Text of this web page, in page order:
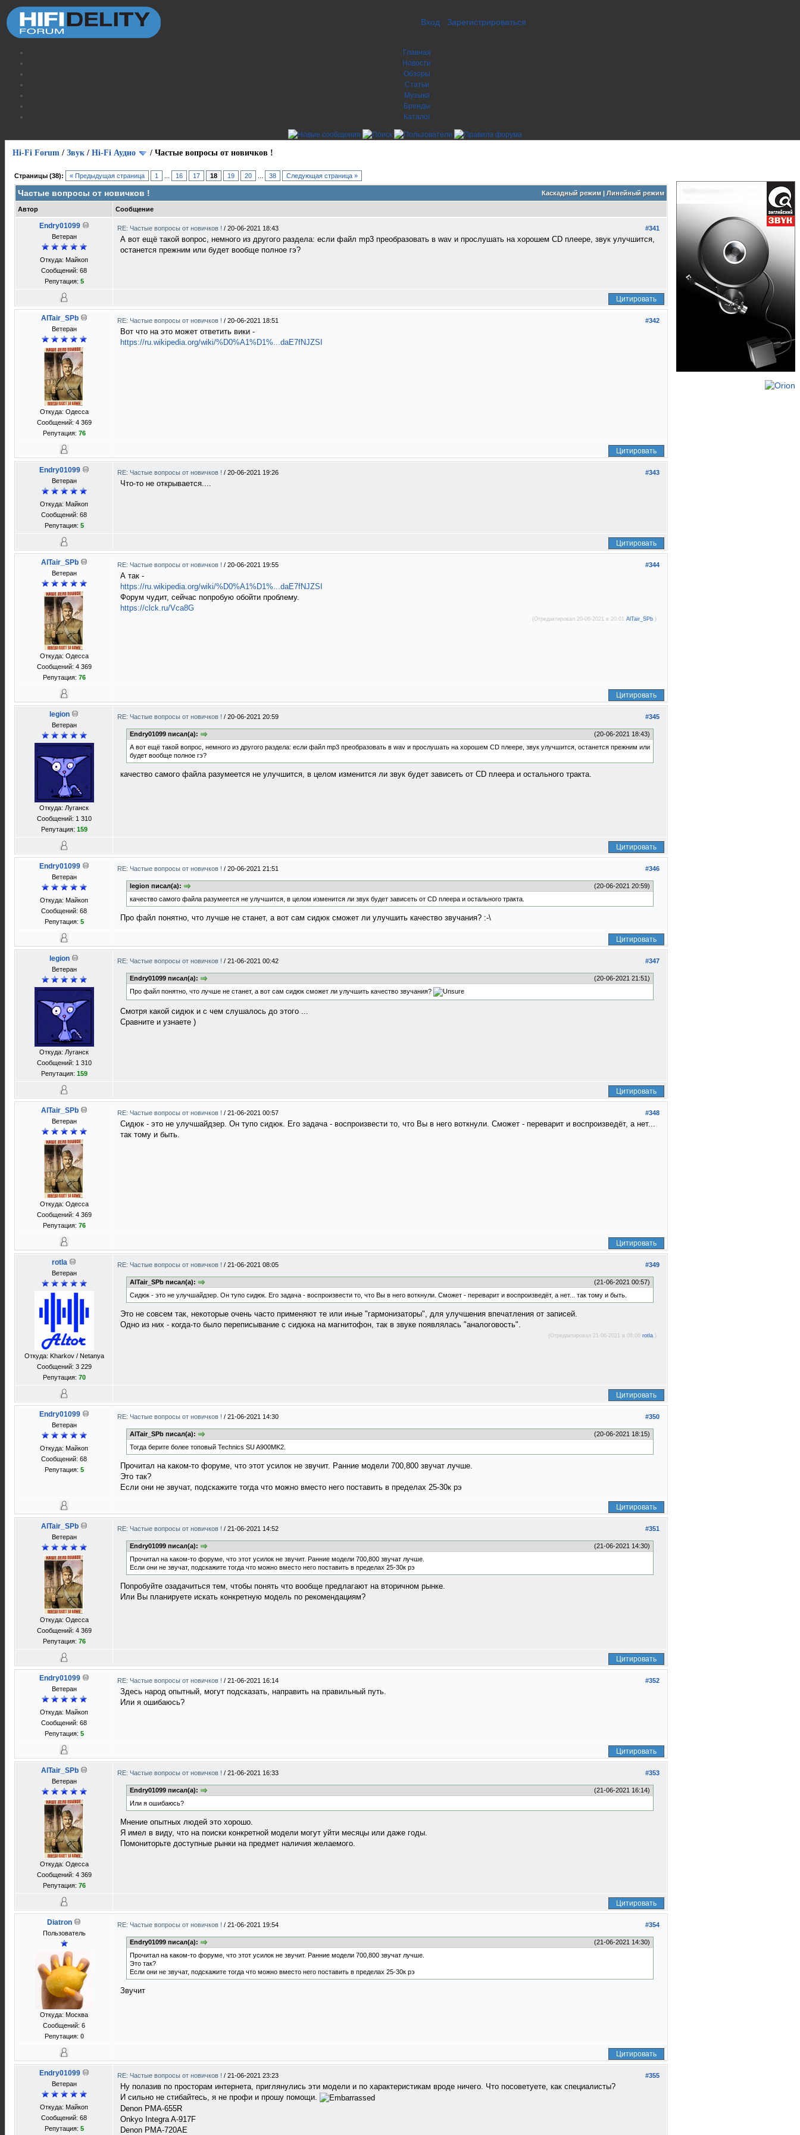
Вход Зарегистрироваться
Главная
Новости
Обзоры
Статьи
Музыка
Бренды
Каталог
Hi-Fi Forum / Звук / Hi-Fi Аудио / Частые вопросы от новичков !
Страницы (38): « Предыдущая страница 1 16 17 18 19 20 38 Следующая страница »
Каскадный режим| Линейный режим
Частые вопросы от новичков !
Автор Сообщение
Endry01099
Ветеран
Откуда: Майкоп
Сообщений: 68
Репутация: 5
#341
RE: Частые вопросы от новичков ! / 20-06-2021 18:43
А вот ещё такой вопрос, немного из другого раздела: если файл mp3 преобразовать в wav и прослушать на хорошем CD плеере, звук улучшится,
останется прежним или будет вообще полное гэ?
Цитировать
AlTair_SPb
Ветеран
Откуда: Одесса
Сообщений: 4 369
Репутация: 76
#342
RE: Частые вопросы от новичков ! / 20-06-2021 18:51
Вот что на это может ответить вики -
https://ru.wikipedia.org/wiki/%D0%A1%D1%...daE7fNJZSI
Цитировать
Endry01099
Ветеран
Откуда: Майкоп
Сообщений: 68
Репутация: 5
#343
RE: Частые вопросы от новичков ! / 20-06-2021 19:26
Что-то не открывается....
Цитировать
AlTair_SPb
Ветеран
Откуда: Одесса
Сообщений: 4 369
Репутация: 76
#344
RE: Частые вопросы от новичков ! / 20-06-2021 19:55
А так -
https://ru.wikipedia.org/wiki/%D0%A1%D1%...daE7fNJZSI
Форум чудит, сейчас попробую обойти проблему.
https://clck.ru/Vca8G
(Отредактировал 20-06-2021 в 20:01 AlTair_SPb.)
Цитировать
legion
Ветеран
Откуда: Луганск
Сообщений: 1 310
Репутация: 159
#345
RE: Частые вопросы от новичков ! / 20-06-2021 20:59
(20-06-2021 18:43)
Endry01099 писал(а):
А вот ещё такой вопрос, немного из другого раздела: если файл mp3 преобразовать в wav и прослушать на хорошем CD плеере, звук улучшится, останется прежним или
будет вообще полное гэ?
качество самого файла разумеется не улучшится, в целом изменится ли звук будет зависеть от CD плеера и остального тракта.
Цитировать
Endry01099
Ветеран
Откуда: Майкоп
Сообщений: 68
Репутация: 5
#346
RE: Частые вопросы от новичков ! / 20-06-2021 21:51
(20-06-2021 20:59)
legion писал(а):
качество самого файла разумеется не улучшится, в целом изменится ли звук будет зависеть от CD плеера и остального тракта.
Про файл понятно, что лучше не станет, а вот сам сидюк сможет ли улучшить качество звучания? :-\
Цитировать
legion
Ветеран
Откуда: Луганск
Сообщений: 1 310
Репутация: 159
#347
RE: Частые вопросы от новичков ! / 21-06-2021 00:42
(20-06-2021 21:51)
Endry01099 писал(а):
Про файл понятно, что лучше не станет, а вот сам сидюк сможет ли улучшить качество звучания?
Смотря какой сидюк и с чем слушалось до этого ...
Сравните и узнаете )
Цитировать
AlTair_SPb
Ветеран
Откуда: Одесса
Сообщений: 4 369
Репутация: 76
#348
RE: Частые вопросы от новичков ! / 21-06-2021 00:57
Сидюк - это не улучшайдзер. Он тупо сидюк. Его задача - воспроизвести то, что Вы в него воткнули. Сможет - переварит и воспроизведёт, а нет...
так тому и быть.
Цитировать
rotla
Ветеран
Откуда: Kharkov / Netanya
Сообщений: 3 229
Репутация: 70
#349
RE: Частые вопросы от новичков ! / 21-06-2021 08:05
(21-06-2021 00:57)
AlTair_SPb писал(а):
Сидюк - это не улучшайдзер. Он тупо сидюк. Его задача - воспроизвести то, что Вы в него воткнули. Сможет - переварит и воспроизведёт, а нет... так тому и быть.
Это не совсем так, некоторые очень часто применяют те или иные "гармонизаторы", для улучшения впечатления от записей.
Одно из них - когда-то было переписывание с сидюка на магнитофон, так в звуке появлялась "аналоговость".
(Отредактировал 21-06-2021 в 08:06 rotla.)
Цитировать
Endry01099
Ветеран
Откуда: Майкоп
Сообщений: 68
Репутация: 5
#350
RE: Частые вопросы от новичков ! / 21-06-2021 14:30
(20-06-2021 18:15)
AlTair_SPb писал(а):
Тогда берите более топовый Technics SU A900MK2.
Прочитал на каком-то форуме, что этот усилок не звучит. Ранние модели 700,800 звучат лучше.
Это так?
Если они не звучат, подскажите тогда что можно вместо него поставить в пределах 25-30к рэ
Цитировать
AlTair_SPb
Ветеран
Откуда: Одесса
Сообщений: 4 369
Репутация: 76
#351
RE: Частые вопросы от новичков ! / 21-06-2021 14:52
(21-06-2021 14:30)
Endry01099 писал(а):
Прочитал на каком-то форуме, что этот усилок не звучит. Ранние модели 700,800 звучат лучше.
Если они не звучат, подскажите тогда что можно вместо него поставить в пределах 25-30к рэ
Попробуйте озадачиться тем, чтобы понять что вообще предлагают на вторичном рынке.
Или Вы планируете искать конкретную модель по рекомендациям?
Цитировать
Endry01099
Ветеран
Откуда: Майкоп
Сообщений: 68
Репутация: 5
#352
RE: Частые вопросы от новичков ! / 21-06-2021 16:14
Здесь народ опытный, могут подсказать, направить на правильный путь.
Или я ошибаюсь?
Цитировать
AlTair_SPb
Ветеран
Откуда: Одесса
Сообщений: 4 369
Репутация: 76
#353
RE: Частые вопросы от новичков ! / 21-06-2021 16:33
(21-06-2021 16:14)
Endry01099 писал(а):
Или я ошибаюсь?
Мнение опытных людей это хорошо.
Я имел в виду, что на поиски конкретной модели могут уйти месяцы или даже годы.
Помониторьте доступные рынки на предмет наличия желаемого.
Цитировать
Diatron
Пользователь
Откуда: Москва
Сообщений: 6
Репутация: 0
#354
RE: Частые вопросы от новичков ! / 21-06-2021 19:54
(21-06-2021 14:30)
Endry01099 писал(а):
Прочитал на каком-то форуме, что этот усилок не звучит. Ранние модели 700,800 звучат лучше.
Это так?
Если они не звучат, подскажите тогда что можно вместо него поставить в пределах 25-30к рэ
Звучит
Цитировать
Endry01099
Ветеран
Откуда: Майкоп
Сообщений: 68
Репутация: 5
#355
RE: Частые вопросы от новичков ! / 21-06-2021 23:23
Ну полазив по просторам интернета, приглянулись эти модели и по характеристикам вроде ничего. Что посоветуете, как специалисты?
И сильно не стибайтесь, я не профи и прошу помощи.
Denon PMA-655R
Onkyo Integra A-917F
Denon PMA-720AE